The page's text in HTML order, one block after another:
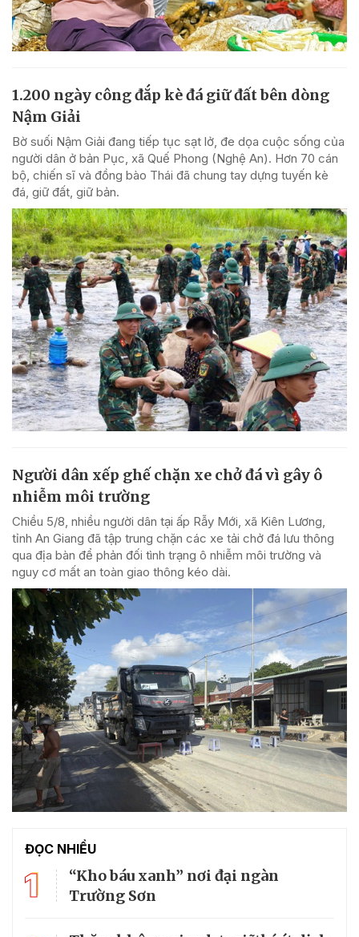
1.200 ngày công đắp kè đá giữ đất bên dòng
Nậm Giải
Bờ suối Nậm Giải đang tiếp tục sạt lở, đe dọa cuộc sống của
người dân ở bản Pục, xã Quế Phong (Nghệ An). Hơn 70 cán
bộ, chiến sĩ và đồng bào Thái đã chung tay dựng tuyến kè
đá, giữ đất, giữ bản.
Người dân xếp ghế chặn xe chở đá vì gây ô
nhiễm môi trường
Chiều 5/8, nhiều người dân tại ấp Rẫy Mới, xã Kiên Lương,
tỉnh An Giang đã tập trung chặn các xe tải chở đá lưu thông
qua địa bàn để phản đối tình trạng ô nhiễm môi trường và
nguy cơ mất an toàn giao thông kéo dài.
ĐỌC NHIỀU
1
“Kho báu xanh” nơi đại ngàn
Trường Sơn